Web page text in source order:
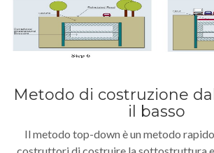
Metodo di costruzione
il basso
Il metodo top-down è un metodo